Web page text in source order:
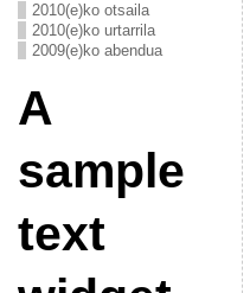
2010(e)ko otsaila
2010(e)ko urtarrila
2009(e)ko abendua
A
sample
text